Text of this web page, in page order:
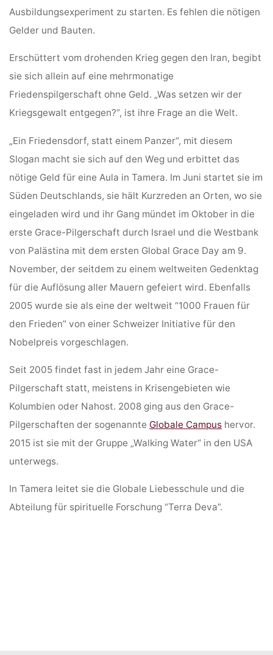
Ausbildungsexperiment zu starten. Es fehlen die nötigen
Gelder und Bauten.
Erschüttert vom drohenden Krieg gegen den Iran, begibt
sie sich allein auf eine mehrmonatige
Friedenspilgerschaft ohne Geld. „Was setzen wir der
Kriegsgewalt entgegen?“, ist ihre Frage an die Welt.
„Ein Friedensdorf, statt einem Panzer“, mit diesem
Slogan macht sie sich auf den Weg und erbittet das
nötige Geld für eine Aula in Tamera. Im Juni startet sie im
Süden Deutschlands, sie hält Kurzreden an Orten, wo sie
eingeladen wird und ihr Gang mündet im Oktober in die
erste Grace-Pilgerschaft durch Israel und die Westbank
von Palästina mit dem ersten Global Grace Day am 9.
November, der seitdem zu einem weltweiten Gedenktag
für die Auflösung aller Mauern gefeiert wird. Ebenfalls
2005 wurde sie als eine der weltweit “1000 Frauen für
den Frieden” von einer Schweizer Initiative für den
Nobelpreis vorgeschlagen.
Seit 2005 findet fast in jedem Jahr eine Grace-
Pilgerschaft statt, meistens in Krisengebieten wie
Kolumbien oder Nahost. 2008 ging aus den Grace-
Pilgerschaften der sogenannte Globale Campus hervor.
2015 ist sie mit der Gruppe „Walking Water“ in den USA
unterwegs.
In Tamera leitet sie die Globale Liebesschule und die
Abteilung für spirituelle Forschung “Terra Deva”.